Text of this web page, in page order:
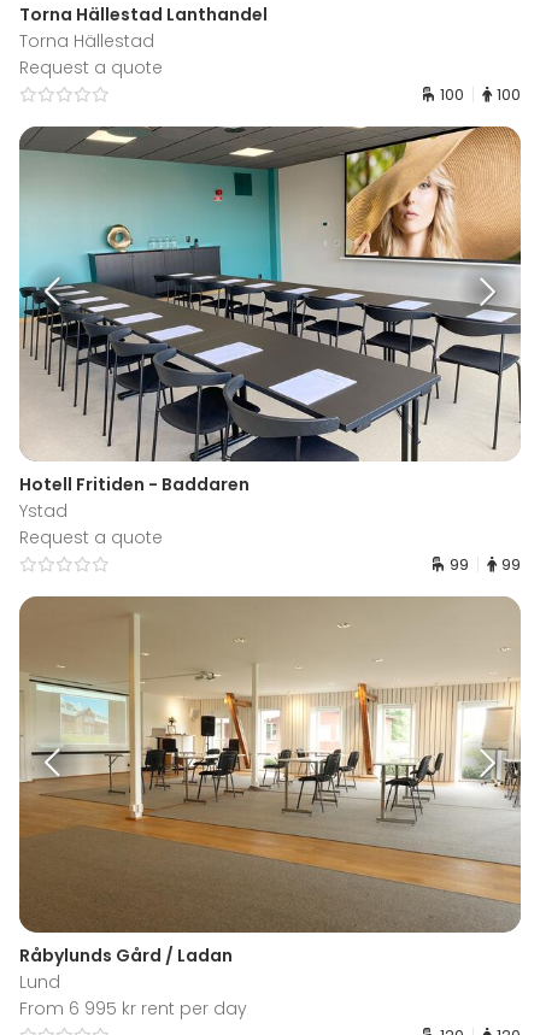
Torna Hällestad Lanthandel
Torna Hällestad
Request a quote
100 100
Hotell Fritiden - Baddaren
Ystad
Request a quote
99 99
Råbylunds Gård / Ladan
Lund
From 6 995 kr rent per day